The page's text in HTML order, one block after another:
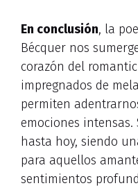
En conclusión, la
Bécquer nos
corazón del
impregnados de
permiten
emociones intensas.
hasta hoy, siendo
para aquellos
sentimientos